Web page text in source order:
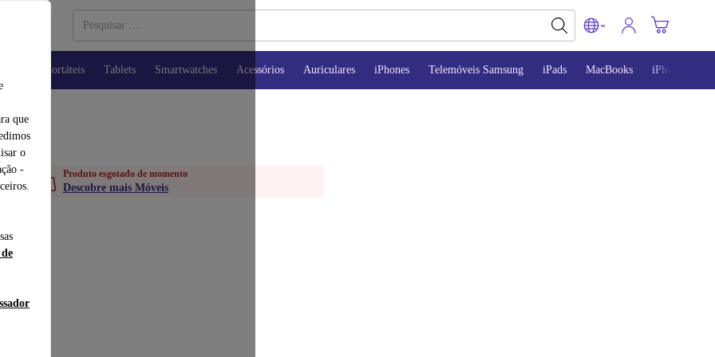
que
o
-
Portáteis Tablets Smartwatches Acessórios Auriculares iPhones Telemóveis Samsung iPads MacBooks iPhone 13
Produto esgotado de momento
Descobre mais Móveis